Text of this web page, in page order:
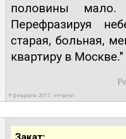
половины мало.
Перефразируя
старая, больная,
квартиру в Москве."
9 февраля 2017, четверг